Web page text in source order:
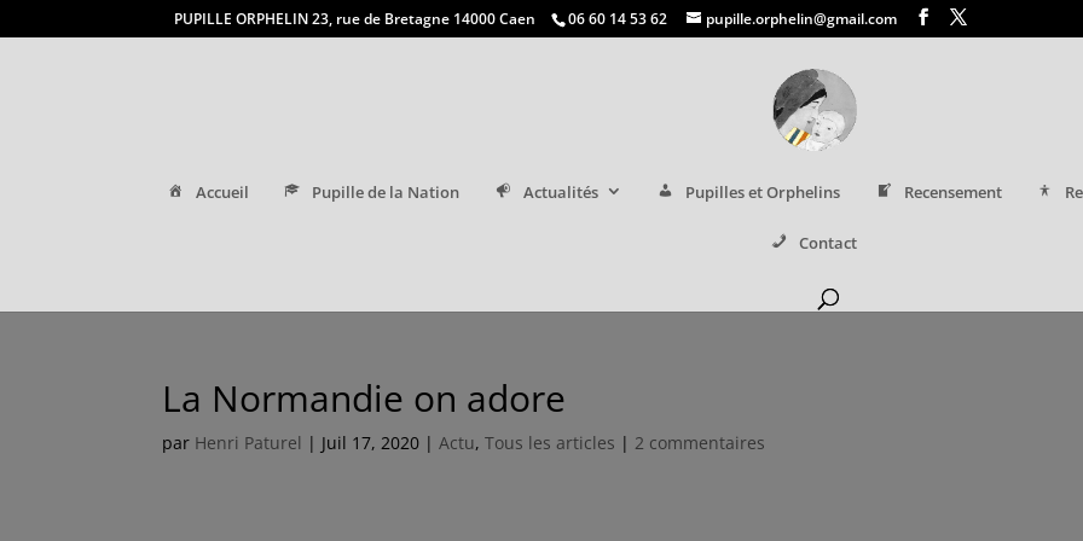
PUPILLE ORPHELIN 23, rue de Bretagne 14000 Caen 06 60 14 53 62 pupille.orphelin@gmail.com
Accueil Pupille de la Nation Actualités Pupilles et Orphelins Recensement
Contact
La Normandie on adore
par Henri Paturel | Juil 17, 2020 |Actu,Tous les articles |2 commentaires